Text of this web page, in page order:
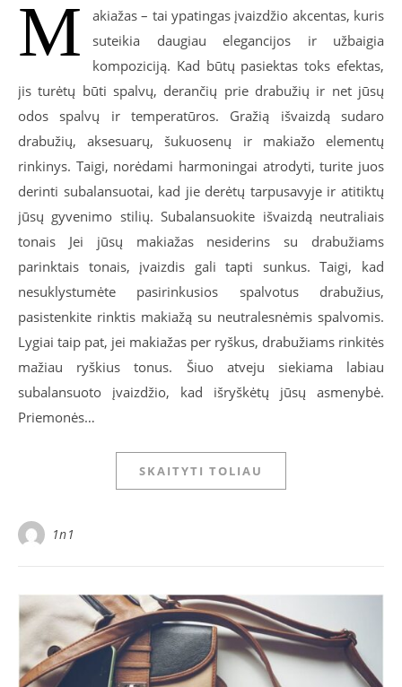
M
akiažas – tai ypatingas įvaizdžio akcentas, kuris
suteikia daugiau elegancijos ir užbaigia
kompoziciją. Kad būtų pasiektas toks efektas,
jis turėtų būti spalvų, derančių prie drabužių ir net jūsų
odos spalvų ir temperatūros. Gražią išvaizdą sudaro
drabužių, aksesuarų, šukuosenų ir makiažo elementų
rinkinys. Taigi, norėdami harmoningai atrodyti, turite juos
derinti subalansuotai, kad jie derėtų tarpusavyje ir atitiktų
jūsų gyvenimo stilių. Subalansuokite išvaizdą neutraliais
tonais Jei jūsų makiažas nesiderins su drabužiams
parinktais tonais, įvaizdis gali tapti sunkus. Taigi, kad
nesuklystumėte pasirinkusios spalvotus drabužius,
pasistenkite rinktis makiažą su neutralesnėmis spalvomis.
Lygiai taip pat, jei makiažas per ryškus, drabužiams rinkitės
mažiau ryškius tonus. Šiuo atveju siekiama labiau
subalansuoto įvaizdžio, kad išryškėtų jūsų asmenybė.
Priemonės…
SKAITYTI TOLIAU
1n1